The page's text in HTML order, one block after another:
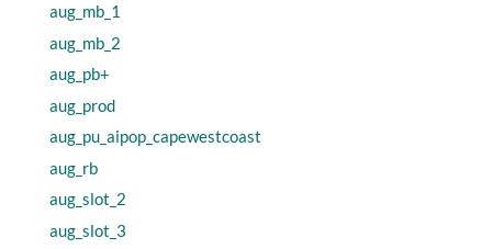
aug_mb_1
aug_mb_2
aug_pb+
aug_prod
aug_pu_aipop_capewestcoast
aug_rb
aug_slot_2
aug_slot_3